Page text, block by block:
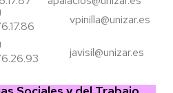
vpinilla@unizar.es
javisil@unizar.es